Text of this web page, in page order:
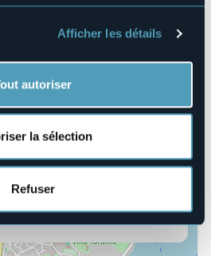
Afficher les détails
autoriser
la sélection
Refuser